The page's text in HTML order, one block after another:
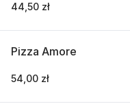
44,50 zł
Pizza Amore
54,00 zł